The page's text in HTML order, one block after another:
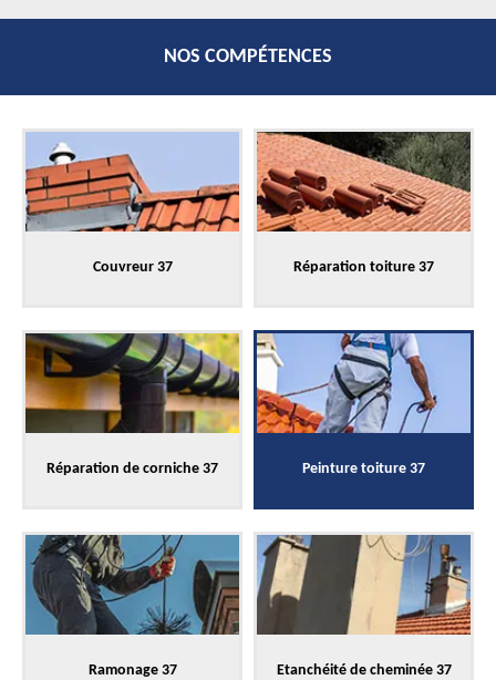
NOS COMPÉTENCES
Couvreur 37 Réparation toiture 37
Réparation de corniche 37 Peinture toiture 37
Ramonage 37 Etanchéité de cheminée 37